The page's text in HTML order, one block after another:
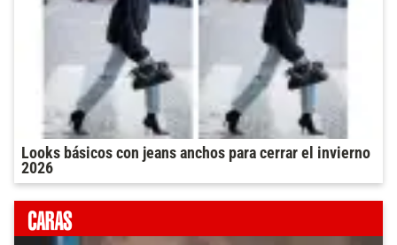
Looks básicos con jeans anchos para cerrar el invierno
2026